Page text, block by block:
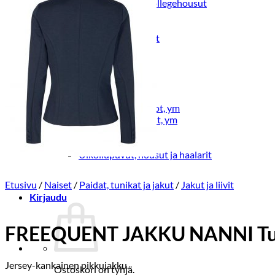
Lasten trikoo-ja collegehousut
Lasten farkut
Lasten shortsit
Lasten juhlahousut
Yöasut ja kylpytakit
Lasten yöpaidat
Lasten pyjamat
Kylpytakit
Lasten asusteet
Vyöt, käsineet,pipot, ym
Sukat, sukkahousut, ym
Lasten takit
Ulkoilupuvut, housut ja haalarit
Kirjaudu
Ostoskori on tyhjä.
Etusivu / Naiset / Paidat, tunikat ja jakut / Jakut ja liivit
FREEQUENT JAKKU NANNI
Jersey-kankainen pikkujakku.